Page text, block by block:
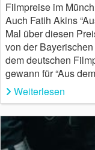
Filmpreise im
Auch Fatih Akins
Mal über diesen
von der
dem deutschen
gewann für “Aus
Weiterlesen